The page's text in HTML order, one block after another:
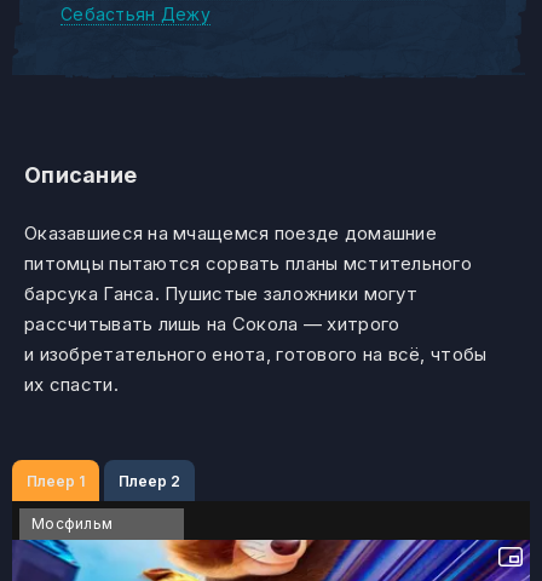
Себастьян Дежу
Описание
Оказавшиеся на мчащемся поезде домашние
питомцы пытаются сорвать планы мстительного
барсука Ганса. Пушистые заложники могут
рассчитывать лишь на Сокола — хитрого
и изобретательного енота, готового на всё, чтобы
их спасти.
Плеер 1 Плеер 2
Мосфильм